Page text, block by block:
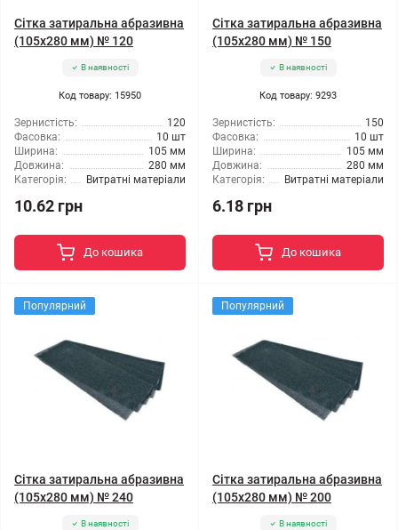
Сітка затиральна абразивна
(105x280 мм) № 120
В наявності
Код товару: 15950
Зернистість:
120
Фасовка:
10 шт
Ширина:
105 мм
Довжина:
280 мм
Категорія:
Витратні матеріали
10.62 грн
До кошика
Сітка затиральна абразивна
(105x280 мм) № 150
В наявності
Код товару: 9293
Зернистість:
150
Фасовка:
10 шт
Ширина:
105 мм
Довжина:
280 мм
Категорія:
Витратні матеріали
6.18 грн
До кошика
Популярний
Сітка затиральна абразивна
(105x280 мм) № 240
В наявності
Популярний
Сітка затиральна абразивна
(105x280 мм) № 200
В наявності